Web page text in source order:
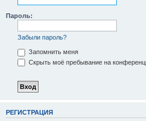
Пароль:
Забыли пароль?
Запомнить меня
Скрыть моё пребывание на
РЕГИСТРАЦИЯ